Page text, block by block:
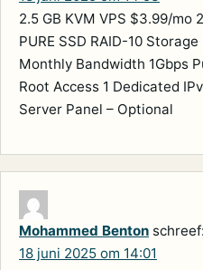
2.5 GB KVM VPS $3.99/mo
PURE SSD RAID-10
Monthly Bandwidth 1Gbps
Root Access 1 Dedicated
Server Panel – Optional
Mohammed Benton schreef:
18 juni 2025 om 14:01